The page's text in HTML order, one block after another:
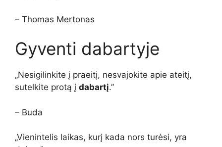
– Thomas Mertonas
Gyventi dabartyje
„Nesigilinkite į praeitį, nesvajokite apie ateitį,
sutelkite protą į dabartį.”
– Buda
„Vienintelis laikas, kurį kada nors turėsi, yra